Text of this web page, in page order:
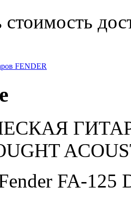
стоимость
FENDER
FA-125